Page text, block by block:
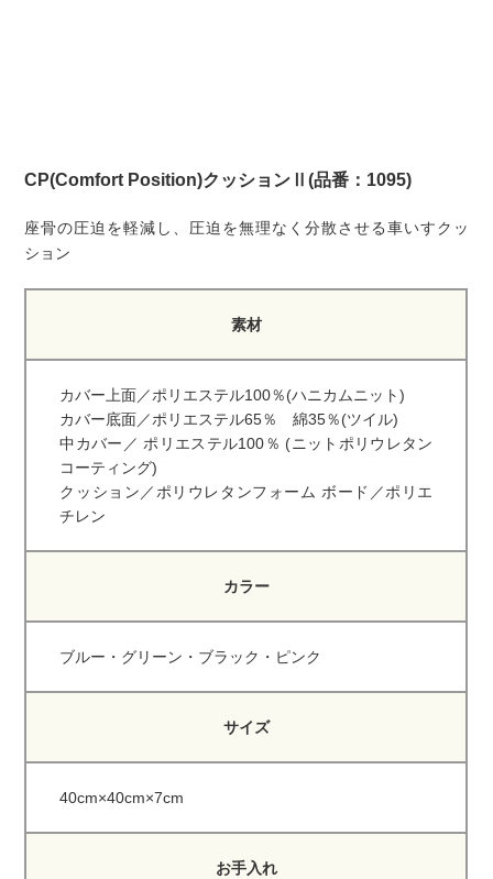
CP(Comfort Position)クッションⅡ(品番：1095)
座骨の圧迫を軽減し、圧迫を無理なく分散させる車いすクッ
ション
素材
カバー上面／ポリエステル100％(ハニカムニット)
カバー底面／ポリエステル65％ 綿35％(ツイル)
中カバー／ ポリエステル100％ (ニットポリウレタン
コーティング)
クッション／ポリウレタンフォーム ボード／ポリエ
チレン
カラー
ブルー・グリーン・ブラック・ピンク
サイズ
40cm×40cm×7cm
お手入れ